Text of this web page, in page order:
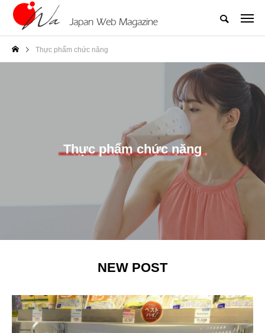
Thực phẩm chức năng
Thực phẩm chức năng
NEW POST